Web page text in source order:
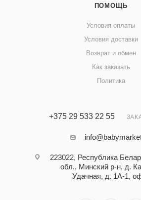
ПОМОЩЬ
Условия оплаты
Условия доставки
Возврат и обмен
Как заказать
Политика
+375 29 533 22 55
223022, Республика
обл., Минский р-н, д.
Удачная, д. 1А-1,